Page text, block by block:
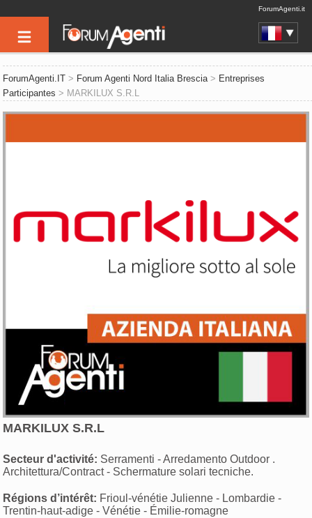
ForumAgenti.it
ForumAgenti.IT > Forum Agenti Nord Italia Brescia> Entreprises
Participantes > MARKILUX S.R.L
MARKILUX S.R.L
Secteur d'activité: Serramenti - Arredamento Outdoor .
Architettura/Contract - Schermature solari tecniche.
Régions d’intérêt: Frioul-vénétie Julienne - Lombardie -
Trentin-haut-adige - Vénétie - Émilie-romagne